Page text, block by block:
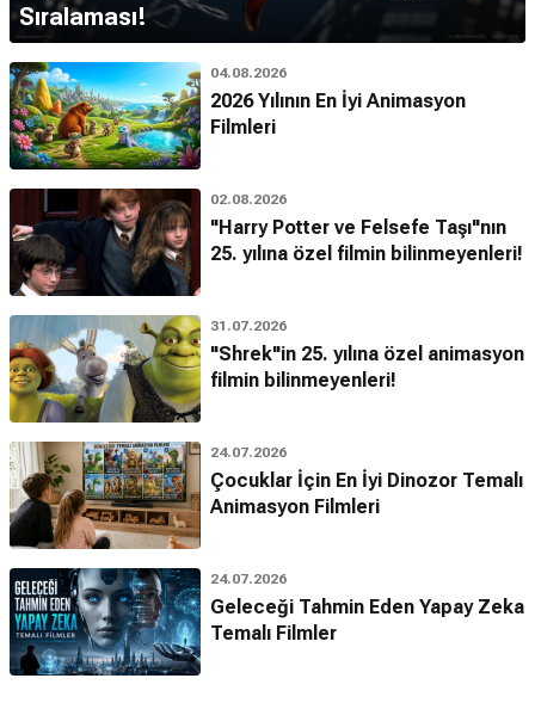
Sıralaması!
04.08.2026
2026 Yılının En İyi Animasyon
Filmleri
02.08.2026
"Harry Potter ve Felsefe Taşı"nın
25. yılına özel filmin bilinmeyenleri!
31.07.2026
"Shrek"in 25. yılına özel animasyon
filmin bilinmeyenleri!
24.07.2026
Çocuklar İçin En İyi Dinozor Temalı
Animasyon Filmleri
24.07.2026
Geleceği Tahmin Eden Yapay Zeka
Temalı Filmler